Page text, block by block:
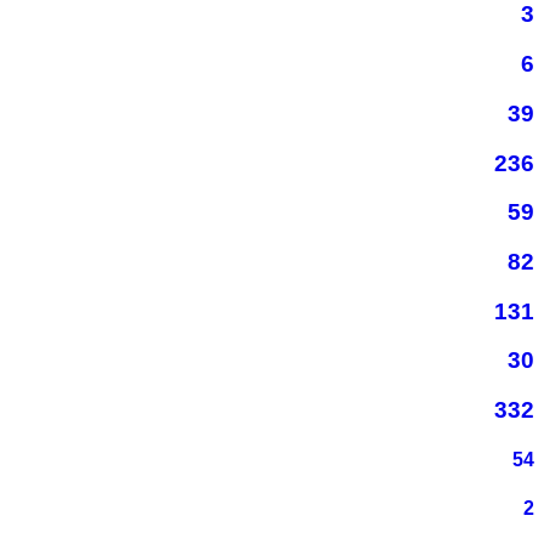
3
6
39
236
59
82
131
30
332
54
2